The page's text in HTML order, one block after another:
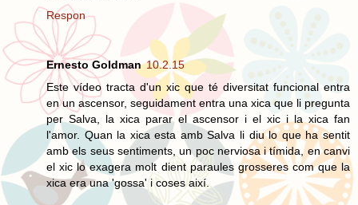
Respon
Ernesto Goldman 10.2.15
Este vídeo tracta d'un xic que té diversitat funcional entra
en un ascensor, seguidament entra una xica que li pregunta
per Salva, la xica parar el ascensor i el xic i la xica fan
l'amor. Quan la xica esta amb Salva li diu lo que ha sentit
amb els seus sentiments, un poc nerviosa i tímida, en canvi
el xic lo exagera molt dient paraules grosseres com que la
xica era una 'gossa' i coses així.